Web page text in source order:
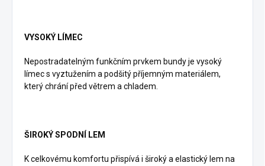
VYSOKÝ LÍMEC
Nepostradatelným funkčním prvkem bundy je vysoký
límec s vyztužením a podšitý příjemným materiálem,
který chrání před větrem a chladem.
ŠIROKÝ SPODNÍ LEM
K celkovému komfortu přispívá i široký a elastický lem na